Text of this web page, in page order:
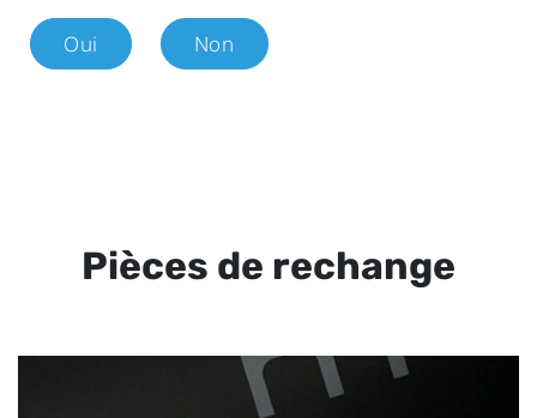
Oui Non
Pièces de rechange